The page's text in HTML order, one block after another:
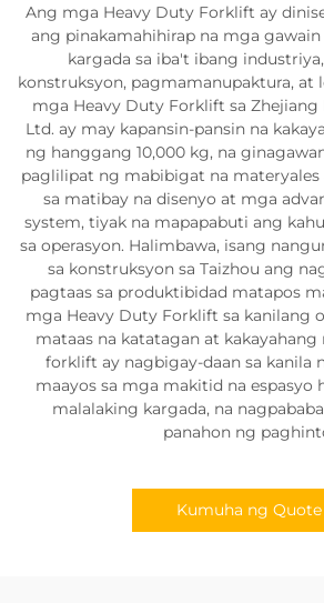
Ang mga Heavy Duty Forklift ay
ang pinakamahihirap na mga
kargada sa iba't ibang
konstruksyon, pagmamanupaktura, at
mga Heavy Duty Forklift sa Zhejiang
Ltd. ay may kapansin-pansin na
ng hanggang 10,000 kg, na
paglilipat ng mabibigat na
sa matibay na disenyo at mga
system, tiyak na mapapabuti ang
sa operasyon. Halimbawa, isang
sa konstruksyon sa Taizhou ang
pagtaas sa produktibidad matapos
mga Heavy Duty Forklift sa kanilang
mataas na katatagan at
forklift ay nagbigay-daan sa kanila
maayos sa mga makitid na espasyo
malalaking kargada, na
panahon ng
Kumuha ng Quote